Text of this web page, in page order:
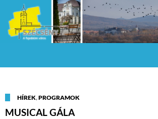
HÍREK,PROGRAMOK
MUSICAL GÁLA